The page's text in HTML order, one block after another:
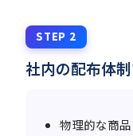
STEP 2
社内の配布体
物理的な商